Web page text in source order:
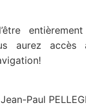
aurez accès
Paul